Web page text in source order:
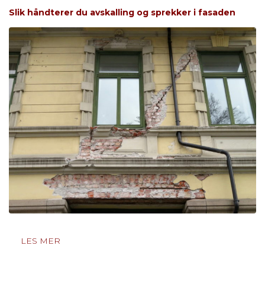
Slik håndterer du avskalling og sprekker i fasaden
LES MER